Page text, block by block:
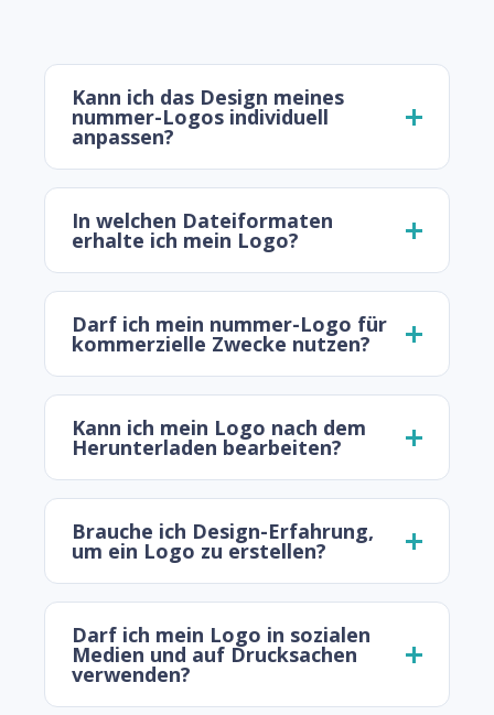
Kann ich das Design meines
nummer-Logos individuell
anpassen?
In welchen Dateiformaten
erhalte ich mein Logo?
Darf ich mein nummer-Logo für
kommerzielle Zwecke nutzen?
Kann ich mein Logo nach dem
Herunterladen bearbeiten?
Brauche ich Design-Erfahrung,
um ein Logo zu erstellen?
Darf ich mein Logo in sozialen
Medien und auf Drucksachen
verwenden?